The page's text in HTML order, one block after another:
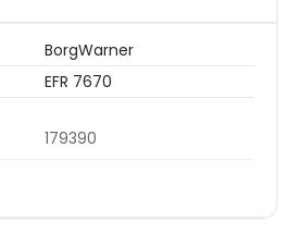
BorgWarner
EFR 7670
179390